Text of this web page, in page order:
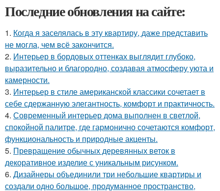
Последние обновления на сайте:
1. Когда я заселялась в эту квартиру, даже представить
не могла, чем всё закончится.
2. Интерьер в бордовых оттенках выглядит глубоко,
выразительно и благородно, создавая атмосферу уюта и
камерности.
3. Интерьер в стиле американской классики сочетает в
себе сдержанную элегантность, комфорт и практичность.
4. Современный интерьер дома выполнен в светлой,
спокойной палитре, где гармонично сочетаются комфорт,
функциональность и природные акценты.
5. Превращение обычных деревянных веток в
декоративное изделие с уникальным рисунком.
6. Дизайнеры объединили три небольшие квартиры и
создали одно большое, продуманное пространство,